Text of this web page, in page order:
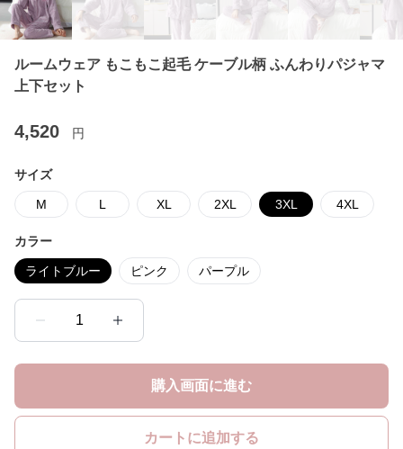
ルームウェア もこもこ起毛 ケーブル柄 ふんわりパジャマ
上下セット
4,520 円
サイズ
M L XL 2XL 3XL 4XL
カラー
ライトブルー ピンク パープル
1
購入画面に進む
カートに追加する